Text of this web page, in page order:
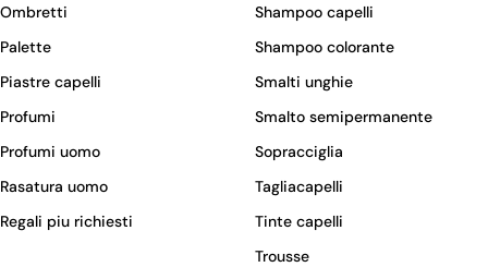
Ombretti
Palette
Piastre capelli
Profumi
Profumi uomo
Rasatura uomo
Regali piu richiesti
Shampoo capelli
Shampoo colorante
Smalti unghie
Smalto semipermanente
Sopracciglia
Tagliacapelli
Tinte capelli
Trousse